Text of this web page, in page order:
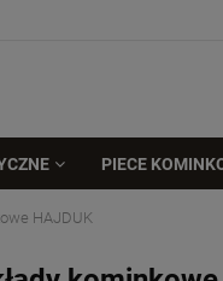
PIECE
HAJDUK